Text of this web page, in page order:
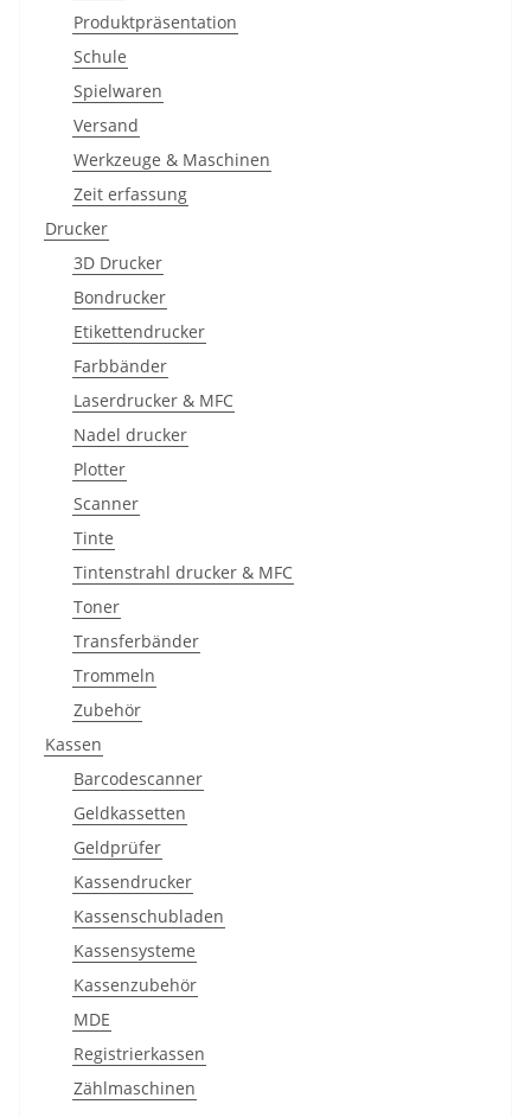
Produktpräsentation
Schule
Spielwaren
Versand
Werkzeuge & Maschinen
Zeit erfassung
Drucker
3D Drucker
Bondrucker
Etikettendrucker
Farbbänder
Laserdrucker & MFC
Nadel drucker
Plotter
Scanner
Tinte
Tintenstrahl drucker & MFC
Toner
Transferbänder
Trommeln
Zubehör
Kassen
Barcodescanner
Geldkassetten
Geldprüfer
Kassendrucker
Kassenschubladen
Kassensysteme
Kassenzubehör
MDE
Registrierkassen
Zählmaschinen